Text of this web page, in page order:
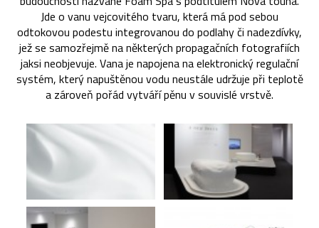
Jde o vanu vejcovitého tvaru, která má pod sebou
odtokovou podestu integrovanou do podlahy či nadezdívky,
jež se samozřejmě na některých propagačních fotografiích
jaksi neobjevuje. Vana je napojena na elektronický regulační
systém, který napuštěnou vodu neustále udržuje při teplotě
a zároveň pořád vytváří pěnu v souvislé vrstvě.